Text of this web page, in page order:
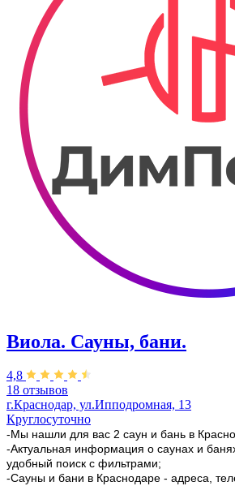
Виола. Сауны, бани.
4,8
18 отзывов
г.Краснодар, ул.Ипподромная, 13
Круглосуточно
-Мы нашли для вас 2 саун и бань в
-Актуальная информация о саунах и
удобный поиск с фильтрами;
-Сауны и бани в Краснодаре - адреса,